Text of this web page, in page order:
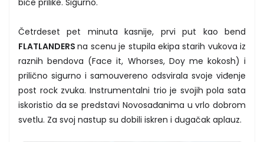
Četrdeset pet minuta kasnije, prvi put kao bend
FLATLANDERSna scenu je stupila ekipa starih vukova iz
raznih bendova (Face it, Whorses, Doy me kokosh) i
prilično sigurno i samouvereno odsvirala svoje viđenje
post rock zvuka. Instrumentalni trio je svojih pola sata
iskoristio da se predstavi Novosađanima u vrlo dobrom
svetlu. Za svoj nastup su dobili iskren i dugačak aplauz.